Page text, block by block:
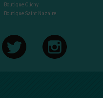
Boutique Clichy
Boutique Saint Nazaire